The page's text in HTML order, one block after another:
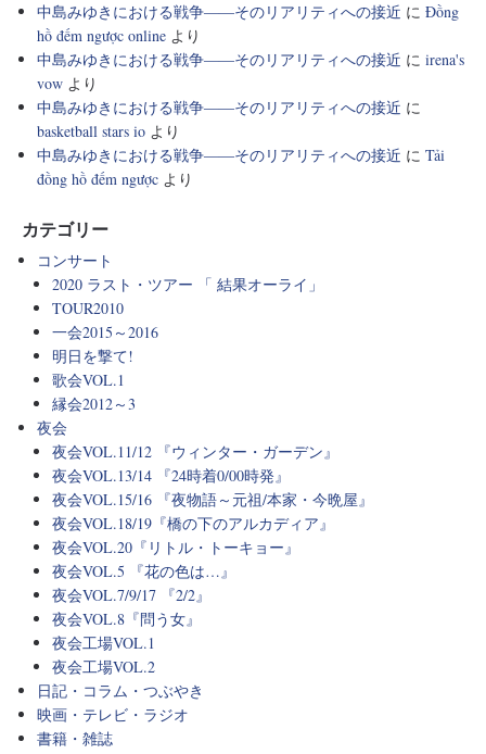
中島みゆきにおける戦争――そのリアリティへの接近 に Đồng
hồ đếm ngược online より
中島みゆきにおける戦争――そのリアリティへの接近 に irena's
vow より
中島みゆきにおける戦争――そのリアリティへの接近 に
basketball stars io より
中島みゆきにおける戦争――そのリアリティへの接近 に Tải
đồng hồ đếm ngược より
カテゴリー
コンサート
2020 ラスト・ツアー 「 結果オーライ」
TOUR2010
一会2015～2016
明日を撃て!
歌会VOL.1
縁会2012～3
夜会
夜会VOL.11/12 『ウィンター・ガーデン』
夜会VOL.13/14 『24時着0/00時発』
夜会VOL.15/16 『夜物語～元祖/本家・今晩屋』
夜会VOL.18/19『橋の下のアルカディア』
夜会VOL.20『リトル・トーキョー』
夜会VOL.5 『花の色は…』
夜会VOL.7/9/17 『2/2』
夜会VOL.8『問う女』
夜会工場VOL.1
夜会工場VOL.2
日記・コラム・つぶやき
映画・テレビ・ラジオ
書籍・雑誌